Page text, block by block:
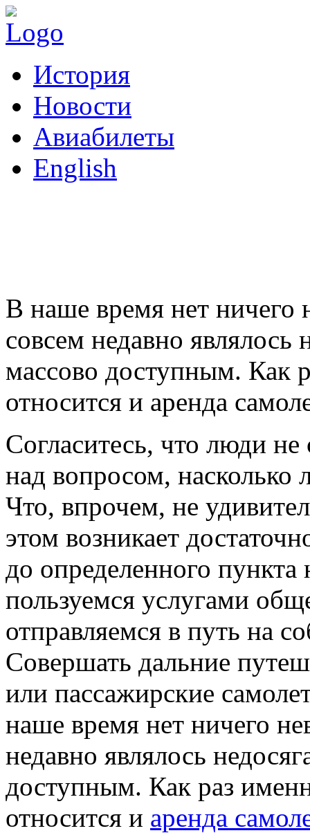
История
Новости
Авиабилеты
English
В наше время нет ничего
совсем недавно являлось
массово доступным. Как
относится и аренда
Согласитесь, что люди
над вопросом, насколько
Что, впрочем, не
этом возникает
до определенного
пользуемся услугами
отправляемся в путь на
Совершать дальние
или пассажирские
наше время нет ничего
недавно являлось
доступным. Как раз
относится и аренда